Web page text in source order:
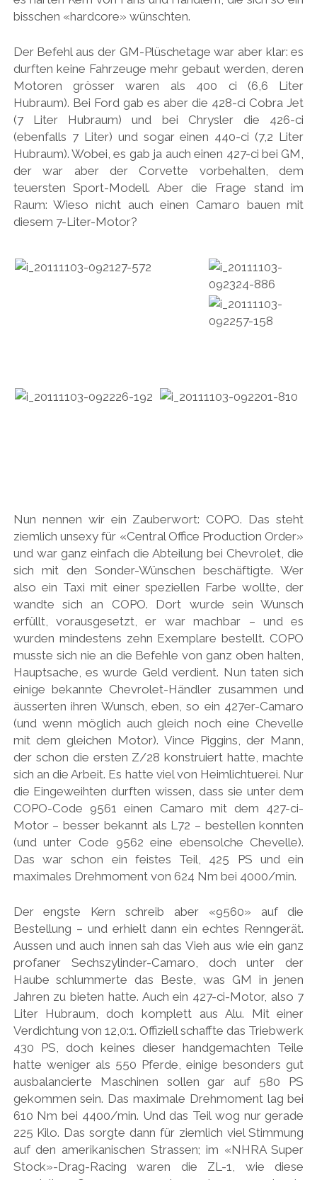
bisschen «hardcore» wünschten.
Der Befehl aus der GM-Plüschetage war aber klar: es
durften keine Fahrzeuge mehr gebaut werden, deren
Motoren grösser waren als 400 ci (6,6 Liter
Hubraum). Bei Ford gab es aber die 428-ci Cobra Jet
(7 Liter Hubraum) und bei Chrysler die 426-ci
(ebenfalls 7 Liter) und sogar einen 440-ci (7,2 Liter
Hubraum). Wobei, es gab ja auch einen 427-ci bei GM,
der war aber der Corvette vorbehalten, dem
teuersten Sport-Modell. Aber die Frage stand im
Raum: Wieso nicht auch einen Camaro bauen mit
diesem 7-Liter-Motor?
Nun nennen wir ein Zauberwort: COPO. Das steht
ziemlich unsexy für «Central Office Production Order»
und war ganz einfach die Abteilung bei Chevrolet, die
sich mit den Sonder-Wünschen beschäftigte. Wer
also ein Taxi mit einer speziellen Farbe wollte, der
wandte sich an COPO. Dort wurde sein Wunsch
erfüllt, vorausgesetzt, er war machbar – und es
wurden mindestens zehn Exemplare bestellt. COPO
musste sich nie an die Befehle von ganz oben halten,
Hauptsache, es wurde Geld verdient. Nun taten sich
einige bekannte Chevrolet-Händler zusammen und
äusserten ihren Wunsch, eben, so ein 427er-Camaro
(und wenn möglich auch gleich noch eine Chevelle
mit dem gleichen Motor). Vince Piggins, der Mann,
der schon die ersten Z/28 konstruiert hatte, machte
sich an die Arbeit. Es hatte viel von Heimlichtuerei. Nur
die Eingeweihten durften wissen, dass sie unter dem
COPO-Code 9561 einen Camaro mit dem 427-ci-
Motor – besser bekannt als L72 – bestellen konnten
(und unter Code 9562 eine ebensolche Chevelle).
Das war schon ein feistes Teil, 425 PS und ein
maximales Drehmoment von 624 Nm bei 4000/min.
Der engste Kern schreib aber «9560» auf die
Bestellung – und erhielt dann ein echtes Renngerät.
Aussen und auch innen sah das Vieh aus wie ein ganz
profaner Sechszylinder-Camaro, doch unter der
Haube schlummerte das Beste, was GM in jenen
Jahren zu bieten hatte. Auch ein 427-ci-Motor, also 7
Liter Hubraum, doch komplett aus Alu. Mit einer
Verdichtung von 12,0:1. Offiziell schaffte das Triebwerk
430 PS, doch keines dieser handgemachten Teile
hatte weniger als 550 Pferde, einige besonders gut
ausbalancierte Maschinen sollen gar auf 580 PS
gekommen sein. Das maximale Drehmoment lag bei
610 Nm bei 4400/min. Und das Teil wog nur gerade
225 Kilo. Das sorgte dann für ziemlich viel Stimmung
auf den amerikanischen Strassen; im «NHRA Super
Stock»-Drag-Racing waren die ZL-1, wie diese